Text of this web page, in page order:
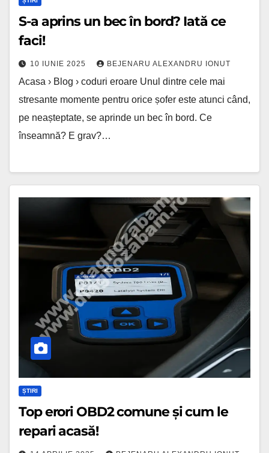
S-a aprins un bec în bord? Iată ce
faci!
10 IUNIE 2025 BEJENARU ALEXANDRU IONUT
Acasa › Blog › coduri eroare Unul dintre cele mai
stresante momente pentru orice șofer este atunci când,
pe neașteptate, se aprinde un bec în bord. Ce
înseamnă? E grav?…
OBD2
comune
repari
acasă!
ȘTIRI
Top erori OBD2 comune și cum le
repari acasă!